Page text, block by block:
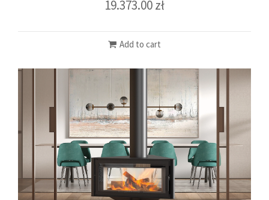
19.373.00zł
Add to cart